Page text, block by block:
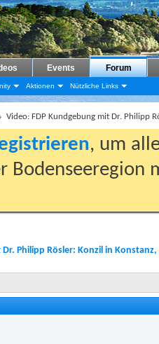
Events Forum
Aktionen Nützliche Links
Video: FDP Kundgebung mit Dr. Philipp
, um
Philipp Rösler: Konzil in Konstanz,